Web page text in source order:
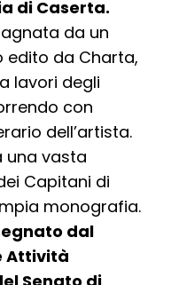
di Caserta.
da un
da Charta,
lavori degli
con
dell’artista.
una vasta
Capitani di
monografia.
dal
Attività